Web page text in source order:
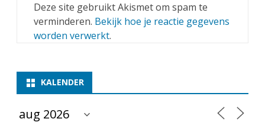
Deze site gebruikt Akismet om spam te
verminderen. Bekijk hoe je reactie gegevens
worden verwerkt.
KALENDER